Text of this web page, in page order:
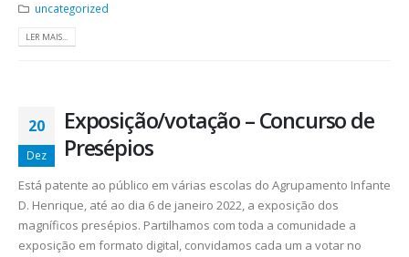
uncategorized
LER MAIS...
20
Dez
Exposição/votação – Concurso de
Presépios
Está patente ao público em várias escolas do Agrupamento Infante
D. Henrique, até ao dia 6 de janeiro 2022, a exposição dos
magníficos presépios. Partilhamos com toda a comunidade a
exposição em formato digital, convidamos cada um a votar no